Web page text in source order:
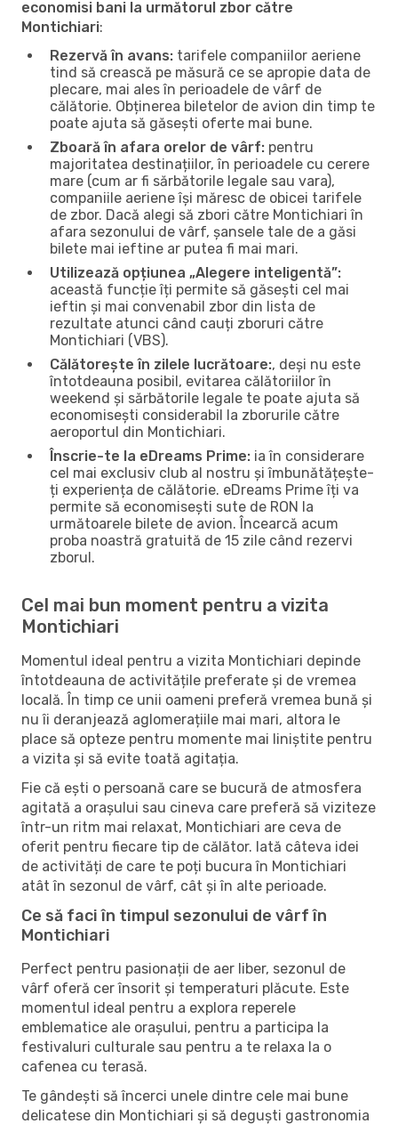
economisi bani la următorul zbor către
Montichiari:
Rezervă în avans: tarifele companiilor aeriene
tind să crească pe măsură ce se apropie data de
plecare, mai ales în perioadele de vârf de
călătorie. Obținerea biletelor de avion din timp te
poate ajuta să găsești oferte mai bune.
Zboară în afara orelor de vârf: pentru
majoritatea destinațiilor, în perioadele cu cerere
mare (cum ar fi sărbătorile legale sau vara),
companiile aeriene își măresc de obicei tarifele
de zbor. Dacă alegi să zbori către Montichiari în
afara sezonului de vârf, șansele tale de a găsi
bilete mai ieftine ar putea fi mai mari.
Utilizează opțiunea „Alegere inteligentă”:
această funcție îți permite să găsești cel mai
ieftin și mai convenabil zbor din lista de
rezultate atunci când cauți zboruri către
Montichiari (VBS).
Călătorește în zilele lucrătoare:, deși nu este
întotdeauna posibil, evitarea călătoriilor în
weekend și sărbătorile legale te poate ajuta să
economisești considerabil la zborurile către
aeroportul din Montichiari.
Înscrie-te la eDreams Prime: ia în considerare
cel mai exclusiv club al nostru și îmbunătățește-
ți experiența de călătorie. eDreams Prime îți va
permite să economisești sute de RON la
următoarele bilete de avion. Încearcă acum
proba noastră gratuită de 15 zile când rezervi
zborul.
Cel mai bun moment pentru a vizita
Montichiari
Momentul ideal pentru a vizita Montichiari depinde
întotdeauna de activitățile preferate și de vremea
locală. În timp ce unii oameni preferă vremea bună și
nu îi deranjează aglomerațiile mai mari, altora le
place să opteze pentru momente mai liniștite pentru
a vizita și să evite toată agitația.
Fie că ești o persoană care se bucură de atmosfera
agitată a orașului sau cineva care preferă să viziteze
într-un ritm mai relaxat, Montichiari are ceva de
oferit pentru fiecare tip de călător. Iată câteva idei
de activități de care te poți bucura în Montichiari
atât în ​​sezonul de vârf, cât și în alte perioade.
Ce să faci în timpul sezonului de vârf în
Montichiari
Perfect pentru pasionații de aer liber, sezonul de
vârf oferă cer însorit și temperaturi plăcute. Este
momentul ideal pentru a explora reperele
emblematice ale orașului, pentru a participa la
festivaluri culturale sau pentru a te relaxa la o
cafenea cu terasă.
Te gândești să încerci unele dintre cele mai bune
delicatese din Montichiari și să deguști gastronomia